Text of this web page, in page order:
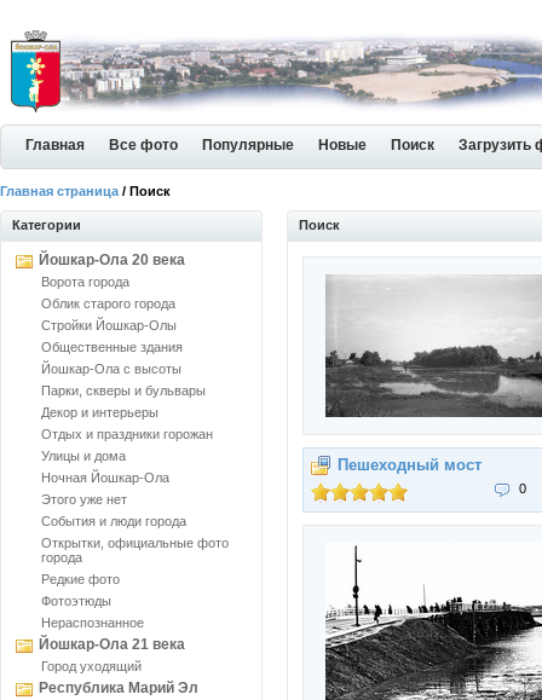
Главная Все фото Популярные Новые Поиск Загрузить
Главная страница / Поиск
Категории
Йошкар-Ола 20 века
Ворота города
Облик старого города
Стройки Йошкар-Олы
Общественные здания
Йошкар-Ола с высоты
Парки, скверы и бульвары
Декор и интерьеры
Отдых и праздники горожан
Улицы и дома
Ночная Йошкар-Ола
Этого уже нет
События и люди города
Открытки, официальные фото
города
Редкие фото
Фотоэтюды
Нераспознанное
Йошкар-Ола 21 века
Город уходящий
Республика Марий Эл
Поиск
Пешеходный мост
0